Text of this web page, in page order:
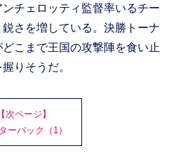
チェロッティ監督率いるチー
さを増している。決勝トーナ
こまで王国の攻撃陣を食い止
りそうだ。
【次ページ】
ーバック（1）